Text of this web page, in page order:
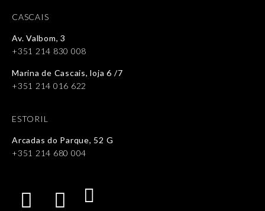
CASCAIS
Av. Valbom, 3
+351 214 830 008
Marina de Cascais, loja 6 /7
+351 214 016 622
ESTORIL
Arcadas do Parque, 52 G
+351 214 680 004